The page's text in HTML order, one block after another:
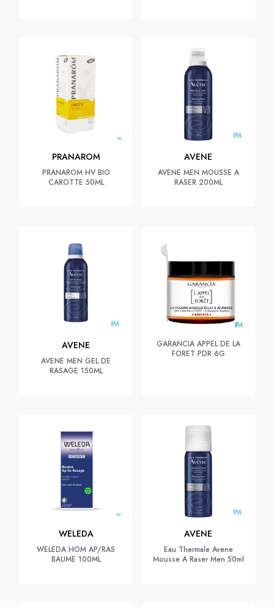
PRANAROM
PRANAROM HV BIO
CAROTTE 50ML
AVENE
AVENE MEN MOUSSE A
RASER 200ML
AVENE
AVENE MEN GEL DE
RASAGE 150ML
GARANCIA APPEL DE LA
FORET PDR 6G
WELEDA
WELEDA HOM AP/RAS
BAUME 100ML
AVENE
Eau Thermale Avene
Mousse A Raser Men 50ml